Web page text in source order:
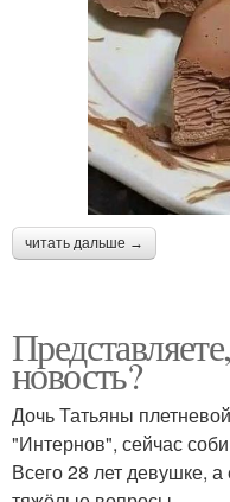
читать дальше →
новость?
Дочь Татьяны
"Интернов", сейчас
Всего 28 лет девушке,